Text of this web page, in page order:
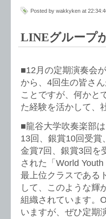
Posted by wakkyken at
LINEグループ
■12月の定期演奏会
から、4回生の皆さ
ことですが、何かと
た経験を活かして、
■龍谷大学吹奏楽部
13回、銀賞10回受賞
金賞7回、銀賞3回を
された「World
最上位クラスである
して、このような輝
組織されています。
いますが、ぜひ定期